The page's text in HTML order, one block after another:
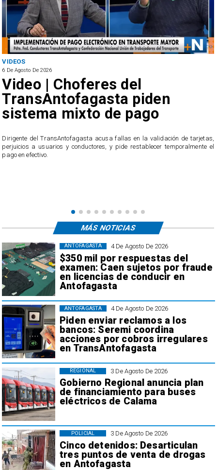
VIDEOS
6 De Agosto De 2026
Video | Choferes del
TransAntofagasta piden
sistema mixto de pago
​Dirigente del TransAntofagasta acusa fallas en la validación de tarjetas,
perjuicios a usuarios y conductores, y pide restablecer temporalmente el
pago en efectivo.
4 De Agosto De 2026
$350 mil por respuestas del
examen: Caen sujetos por fraude
en licencias de conducir en
Antofagasta
ANTOFAGASTA
4 De Agosto De 2026
Piden enviar reclamos a los
bancos: Seremi coordina
acciones por cobros irregulares
en TransAntofagasta
ANTOFAGASTA
3 De Agosto De 2026
Gobierno Regional anuncia plan
de financiamiento para buses
eléctricos de Calama
REGIONAL
3 De Agosto De 2026
Cinco detenidos: Desarticulan
tres puntos de venta de drogas
en Antofagasta
POLICIAL
MÁS NOTICIAS